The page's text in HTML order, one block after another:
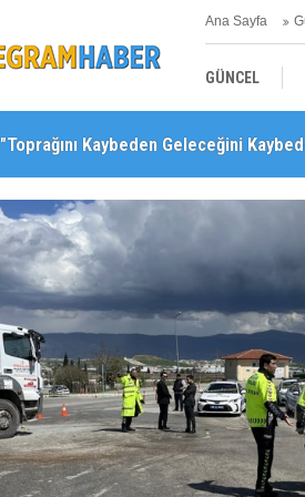
Ana Sayfa
GÜNCEL
YEREL
"Toprağını Kaybeden Geleceğini